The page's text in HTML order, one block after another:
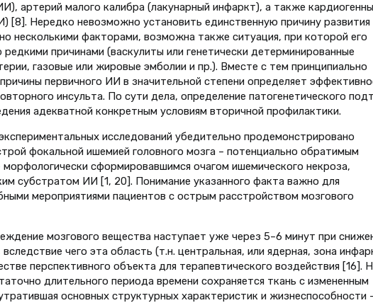
артерий малого калибра (лакунарный инфаркт), а также
[8]. Нередко невозможно установить единственную причину
несколькими факторами, возможна также ситуация, при которой его
редкими причинами (васкулиты или генетически детерминированные
газовые или жировые эмболии и пр.). Вместе с тем принципиально
первичного ИИ в значительной степени определяет
инсульта. По сути дела, определение патогенетического
адекватной конкретным условиям вторичной профилактики.
исследований убедительно продемонстрировано
фокальной ишемией головного мозга – потенциально обратимым
сформировавшимся очагом ишемического некроза,
субстратом ИИ [1, 20]. Понимание указанного факта важно для
мероприятиями пациентов с острым расстройством мозгового
мозгового вещества наступает уже через 5–6 минут при
чего эта область (т.н. центральная, или ядерная, зона
перспективного объекта для терапевтического воздействия [16].
длительного периода времени сохраняется ткань с измененным
основных структурных характеристик и жизнеспособности